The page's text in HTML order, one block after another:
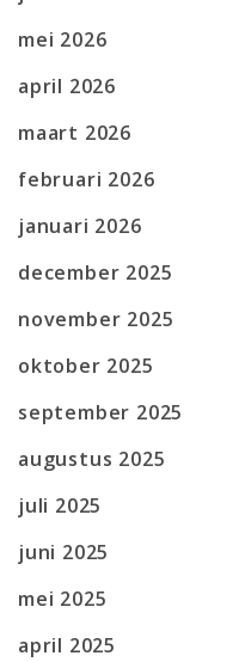
mei 2026
april 2026
maart 2026
februari 2026
januari 2026
december 2025
november 2025
oktober 2025
september 2025
augustus 2025
juli 2025
juni 2025
mei 2025
april 2025